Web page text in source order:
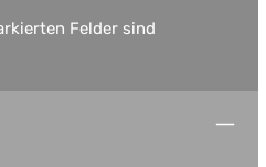
Felder sind